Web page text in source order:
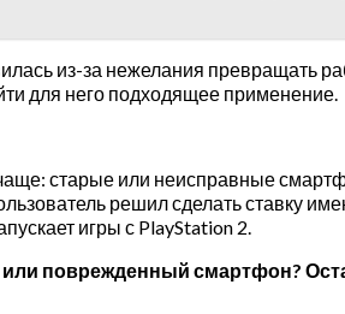
из-за нежелания
для него подходящее применение.
старые или неисправные
решил сделать ставку
игры с PlayStation 2.
поврежденный смартфон?